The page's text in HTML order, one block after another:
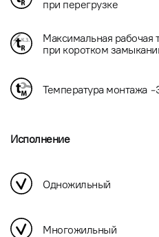
при перегрузке
Максимальная рабочая
при коротком
Температура монтажа -
Исполнение
Одножильный
Многожильный